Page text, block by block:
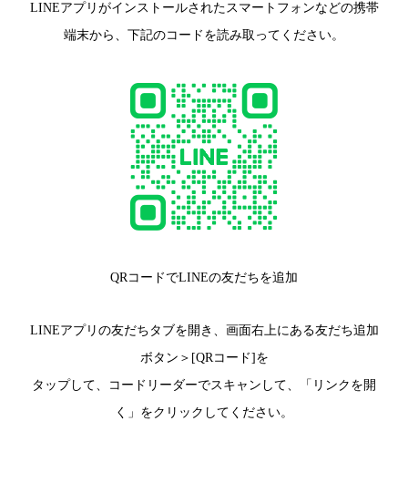
LINEアプリがインストールされたスマートフォンなどの携帯
端末から、下記のコードを読み取ってください。
QRコードでLINEの友だちを追加
LINEアプリの友だちタブを開き、画面右上にある友だち追加
ボタン＞[QRコード]を
タップして、コードリーダーでスキャンして、「リンクを開
く」をクリックしてください。